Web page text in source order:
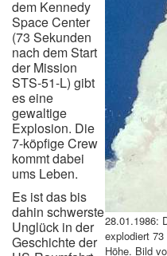
28.01.1986:
explodiert
Höhe. Bild
dem Kennedy
Space Center
(73 Sekunden
nach dem Start
der Mission
STS-51-L) gibt
es eine
gewaltige
Explosion. Die
7-köpfige Crew
kommt dabei
ums Leben.
Es ist das bis
dahin schwerste
Unglück in der
Geschichte der